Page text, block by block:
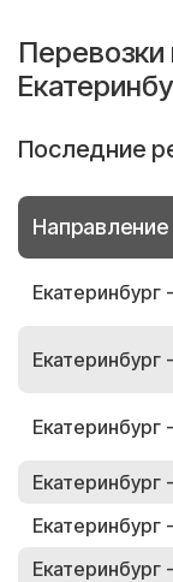
Перевозки
Последние
Направление
Екатеринбург
Екатеринбург
Екатеринбург
Екатеринбург
Екатеринбург
Екатеринбург